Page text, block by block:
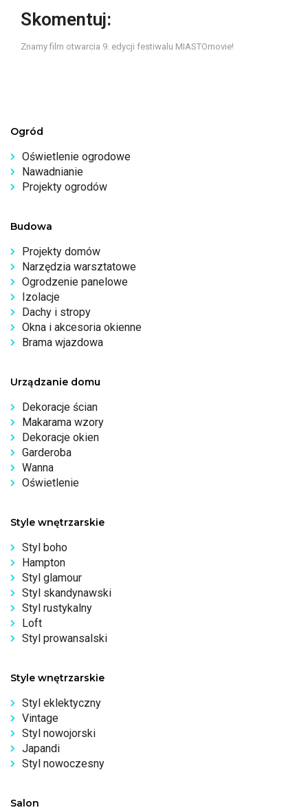
Skomentuj:
Znamy film otwarcia 9. edycji festiwalu MIASTOmovie!
Ogród
Oświetlenie ogrodowe
Nawadnianie
Projekty ogrodów
Budowa
Projekty domów
Narzędzia warsztatowe
Ogrodzenie panelowe
Izolacje
Dachy i stropy
Okna i akcesoria okienne
Brama wjazdowa
Urządzanie domu
Dekoracje ścian
Makarama wzory
Dekoracje okien
Garderoba
Wanna
Oświetlenie
Style wnętrzarskie
Styl boho
Hampton
Styl glamour
Styl skandynawski
Styl rustykalny
Loft
Styl prowansalski
Style wnętrzarskie
Styl eklektyczny
Vintage
Styl nowojorski
Japandi
Styl nowoczesny
Salon